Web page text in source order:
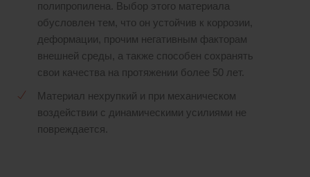
полипропилена. Выбор этого материала
обусловлен тем, что он устойчив к коррозии,
деформации, прочим негативным факторам
внешней среды, а также способен сохранять
свои качества на протяжении более 50 лет.
Материал нехрупкий и при механическом
воздействии с динамическими усилиями не
повреждается.